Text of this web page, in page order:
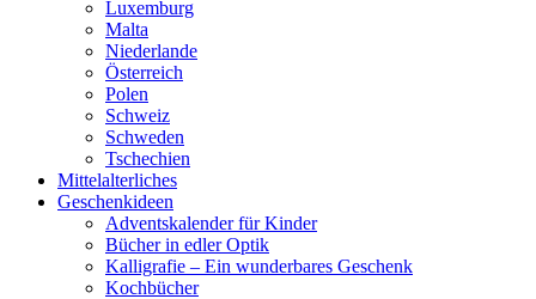
Luxemburg
Malta
Niederlande
Österreich
Polen
Schweiz
Schweden
Tschechien
Mittelalterliches
Geschenkideen
Adventskalender für Kinder
Bücher in edler Optik
Kalligrafie – Ein wunderbares Geschenk
Kochbücher